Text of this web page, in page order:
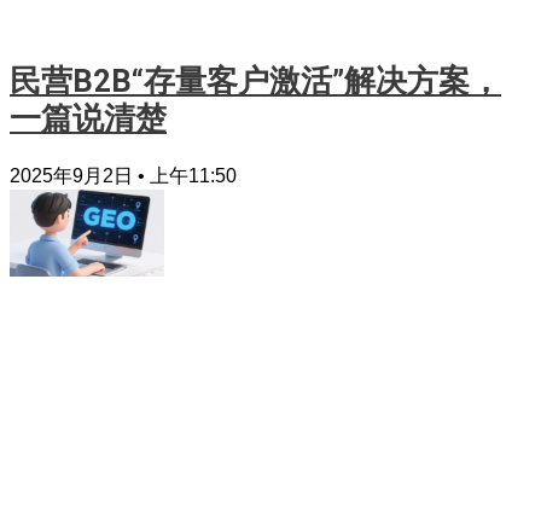
民营B2B“存量客户激活”解决方案，
一篇说清楚
2025年9月2日 上午11:50